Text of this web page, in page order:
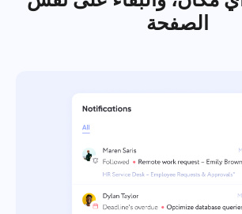
中文 (中国)
Kiswahili
الصفحة
تقارير الوقت المستغرق لكل مشروع
كانبان، تصفية المهام وتوسيع اللوحة
(الحالات/العلامات) وأنشطة الفريق في